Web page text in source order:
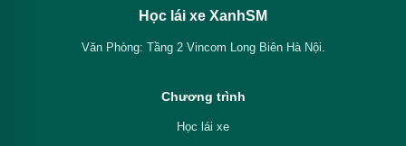
Học lái xe XanhSM
Văn Phòng: Tầng 2 Vincom Long Biên Hà Nội.
Chương trình
Học lái xe